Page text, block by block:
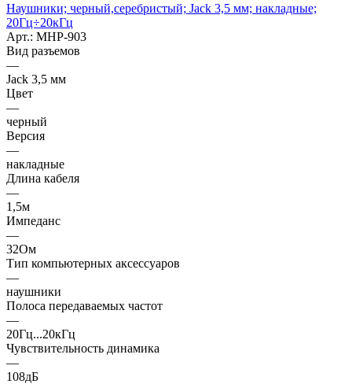
Наушники; черный,серебристый; Jack 3,5 мм; накладные;
20Гц÷20кГц
Арт.: MHP-903
Вид разъемов
—
Jack 3,5 мм
Цвет
—
черный
Версия
—
накладные
Длина кабеля
—
1,5м
Импеданс
—
32Ом
Тип компьютерных аксессуаров
—
наушники
Полоса передаваемых частот
—
20Гц...20кГц
Чувствительность динамика
—
108дБ